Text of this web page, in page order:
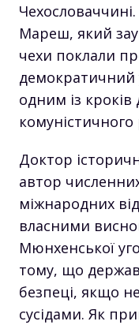
Мареш, який
чехи поклали
одним із
Доктор
автор
міжнародних
власними
Мюнхенської
тому, що
безпеці, якщо
сусідами. Як